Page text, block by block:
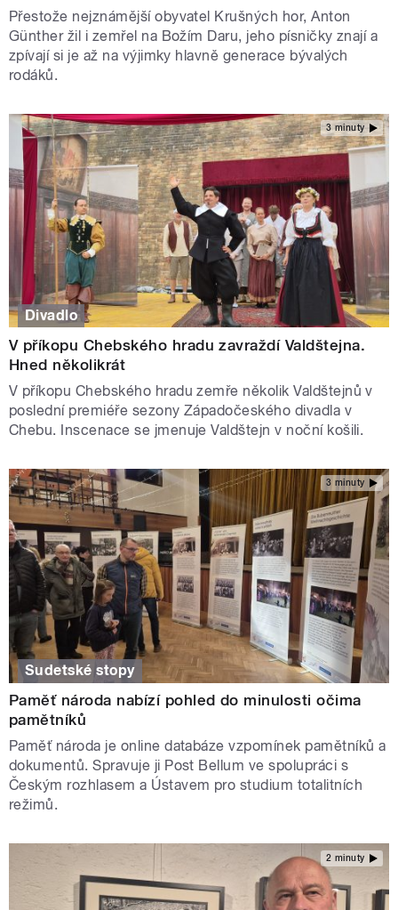
Přestože nejznámější obyvatel Krušných hor, Anton
Günther žil i zemřel na Božím Daru, jeho písničky znají a
zpívají si je až na výjimky hlavně generace bývalých
rodáků.
3 minuty
Divadlo
V příkopu Chebského hradu zavraždí Valdštejna.
Hned několikrát
V příkopu Chebského hradu zemře několik Valdštejnů v
poslední premiéře sezony Západočeského divadla v
Chebu. Inscenace se jmenuje Valdštejn v noční košili.
3 minuty
Sudetské stopy
Paměť národa nabízí pohled do minulosti očima
pamětníků
Paměť národa je online databáze vzpomínek pamětníků a
dokumentů. Spravuje ji Post Bellum ve spolupráci s
Českým rozhlasem a Ústavem pro studium totalitních
režimů.
2 minuty